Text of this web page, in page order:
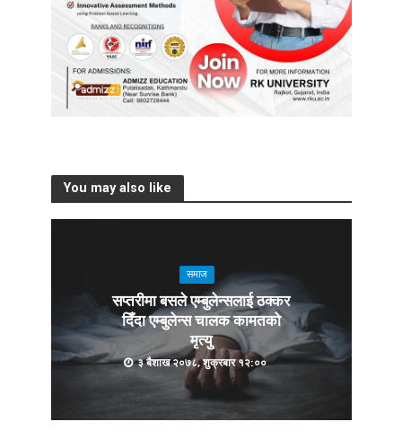
You may also like
समाज
सप्तरीमा बसले एम्बुलेन्सलाई ठक्कर
दिँदा एम्बुलेन्स चालक कामतको
मृत्यु
३ बैशाख २०७८, शुक्रबार १२:००